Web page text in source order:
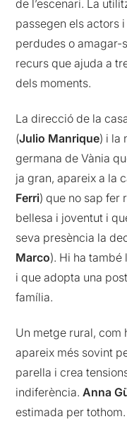
de l’escenari. La
passegen els actors
perdudes o amagar-
recurs que ajuda a
dels moments.
La direcció de la
(Julio Manrique) i la
germana de Vània
ja gran, apareix a la
Ferri) que no sap fer
bellesa i joventut i
seva presència la
Marco). Hi ha també
i que adopta una
família.
Un metge rural, com
apareix més sovint
parella i crea
indiferència.Anna
estimada per